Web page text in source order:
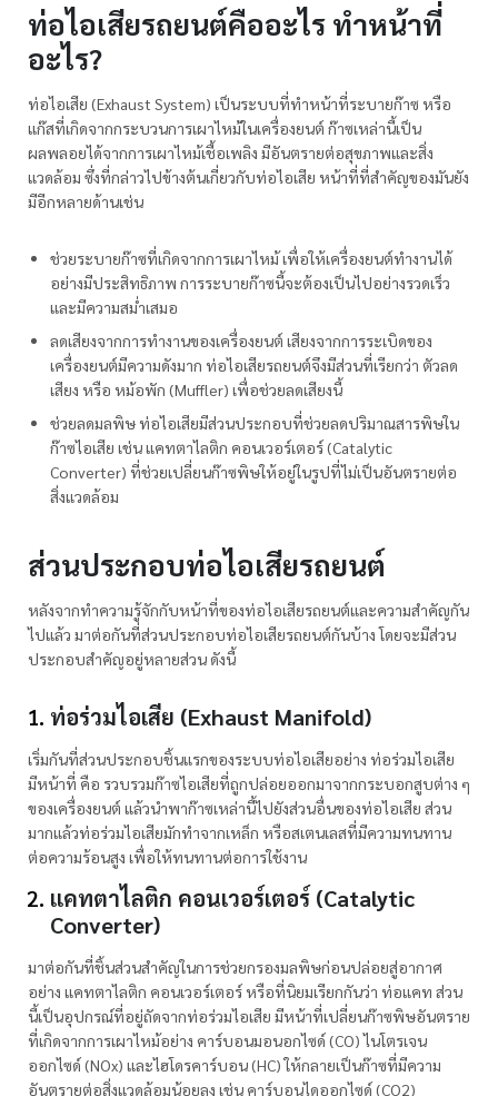
ท่อไอเสียรถยนต์คืออะไร ทำหน้าที่
อะไร?
ท่อไอเสีย (Exhaust System) เป็นระบบที่ทำหน้าที่ระบายก๊าซ หรือ
แก๊สที่เกิดจากกระบวนการเผาไหม้ในเครื่องยนต์ ก๊าซเหล่านี้เป็น
ผลพลอยได้จากการเผาไหม้เชื้อเพลิง มีอันตรายต่อสุขภาพและสิ่ง
แวดล้อม ซึ่งที่กล่าวไปข้างต้นเกี่ยวกับท่อไอเสีย หน้าที่ที่สำคัญของมันยัง
มีอีกหลายด้านเช่น
ช่วยระบายก๊าซที่เกิดจากการเผาไหม้ เพื่อให้เครื่องยนต์ทำงานได้
อย่างมีประสิทธิภาพ การระบายก๊าซนี้จะต้องเป็นไปอย่างรวดเร็ว
และมีความสม่ำเสมอ
ลดเสียงจากการทำงานของเครื่องยนต์ เสียงจากการระเบิดของ
เครื่องยนต์มีความดังมาก ท่อไอเสียรถยนต์จึงมีส่วนที่เรียกว่า ตัวลด
เสียง หรือ หม้อพัก (Muffler) เพื่อช่วยลดเสียงนี้
ช่วยลดมลพิษ ท่อไอเสียมีส่วนประกอบที่ช่วยลดปริมาณสารพิษใน
ก๊าซไอเสีย เช่น แคทตาไลติก คอนเวอร์เตอร์ (Catalytic
Converter) ที่ช่วยเปลี่ยนก๊าซพิษให้อยู่ในรูปที่ไม่เป็นอันตรายต่อ
สิ่งแวดล้อม
ส่วนประกอบท่อไอเสียรถยนต์
หลังจากทำความรู้จักกับหน้าที่ของท่อไอเสียรถยนต์และความสำคัญกัน
ไปแล้ว มาต่อกันที่ส่วนประกอบท่อไอเสียรถยนต์กันบ้าง โดยจะมีส่วน
ประกอบสำคัญอยู่หลายส่วน ดังนี้
ท่อร่วมไอเสีย (Exhaust Manifold)
เริ่มกันที่ส่วนประกอบชิ้นแรกของระบบท่อไอเสียอย่าง ท่อร่วมไอเสีย
มีหน้าที่ คือ รวบรวมก๊าซไอเสียที่ถูกปล่อยออกมาจากกระบอกสูบต่าง ๆ
ของเครื่องยนต์ แล้วนำพาก๊าซเหล่านี้ไปยังส่วนอื่นของท่อไอเสีย ส่วน
มากแล้วท่อร่วมไอเสียมักทำจากเหล็ก หรือสเตนเลสที่มีความทนทาน
ต่อความร้อนสูง เพื่อให้ทนทานต่อการใช้งาน
แคทตาไลติก คอนเวอร์เตอร์ (Catalytic
Converter)
มาต่อกันที่ชิ้นส่วนสำคัญในการช่วยกรองมลพิษก่อนปล่อยสู่อากาศ
อย่าง แคทตาไลติก คอนเวอร์เตอร์ หรือที่นิยมเรียกกันว่า ท่อแคท ส่วน
นี้เป็นอุปกรณ์ที่อยู่ถัดจากท่อร่วมไอเสีย มีหน้าที่เปลี่ยนก๊าซพิษอันตราย
ที่เกิดจากการเผาไหม้อย่าง คาร์บอนมอนอกไซด์ (CO) ไนโตรเจน
ออกไซด์ (NOx) และไฮโดรคาร์บอน (HC) ให้กลายเป็นก๊าซที่มีความ
อันตรายต่อสิ่งแวดล้อมน้อยลง เช่น คาร์บอนไดออกไซด์ (CO2)